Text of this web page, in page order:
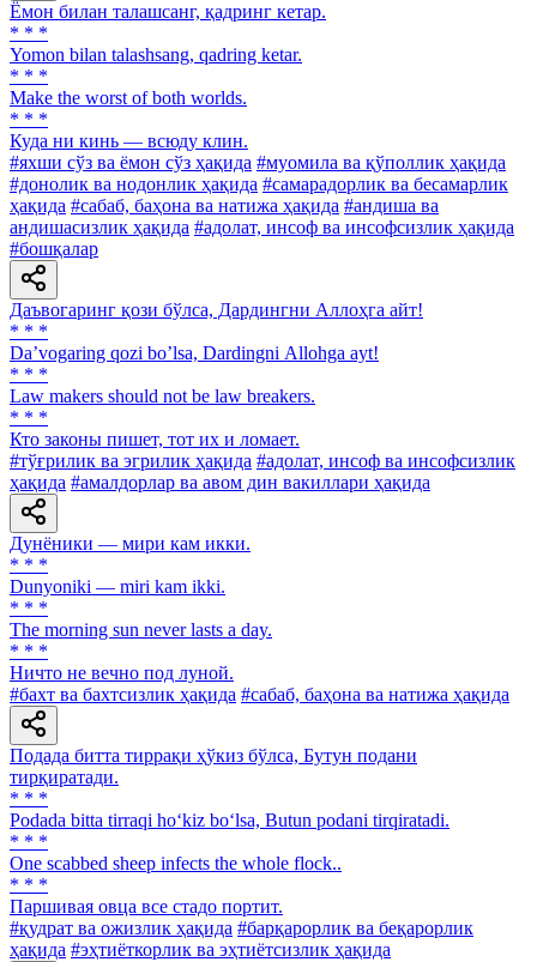
Ёмон билан талашсанг, қадринг кетар.
* * *
Yomon bilan talashsang, qadring ketar.
* * *
Make the worst of both worlds.
* * *
Куда ни кинь — всюду клин.
#яхши сўз ва ёмон сўз ҳақида #муомила ва қўполлик ҳақида
#донолик ва нодонлик ҳақида #самарадорлик ва бесамарлик
ҳақида #сабаб, баҳона ва натижа ҳақида #андиша ва
андишасизлик ҳақида #адолат, инсоф ва инсофсизлик ҳақида
#бошқалар
Даъвогаринг қози бўлса, Дардингни Аллоҳга айт!
* * *
Daʼvogaring qozi boʼlsa, Dardingni Аllohga ayt!
* * *
Law makers should not be law breakers.
* * *
Кто законы пишет, тот их и ломает.
#тўғрилик ва эгрилик ҳақида #адолат, инсоф ва инсофсизлик
ҳақида #амалдорлар ва авом дин вакиллари ҳақида
Дунёники — мири кам икки.
* * *
Dunyoniki — miri kam ikki.
* * *
The morning sun never lasts a day.
* * *
Ничто не вечно под луной.
#бахт ва бахтсизлик ҳақида #сабаб, баҳона ва натижа ҳақида
Подада битта тиррақи ҳўкиз бўлса, Бутун подани
тирқиратади.
* * *
Podada bitta tirraqi ho‘kiz bo‘lsa, Butun podani tirqiratadi.
* * *
One scabbed sheep infects the whole flock..
* * *
Паршивая овца все стадо портит.
#қудрат ва ожизлик ҳақида #барқарорлик ва беқарорлик
ҳақида #эҳтиёткорлик ва эҳтиётсизлик ҳақида